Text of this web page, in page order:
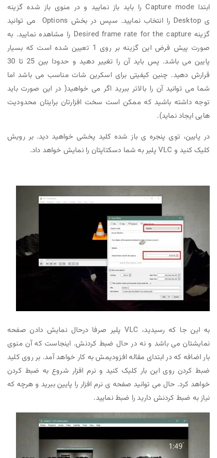
ابتدا Capture mode را باید باز نمایید و در منوی باز شده گزینه
ی Desktop را انتخاب نمایید. سپس در بخش Options می توانید
گزینه Desired frame rate for the capture را مشاهده نمایید. به
صورت پیش فرض این گزینه بر روی 1 تعیین شده است که بسیار
پایین می باشد. پس باید آن را تغییر دهید و حدودا بین 25 تا 30
قرارش دهید. چنین کیفیتی برای اسکرین شات مناسب می باشد اما
شما می توانید آن را بالاتر ببرید اگر می خواهید( در این صورت باید
توجه داشته باشید که ممکن است سخت افزارتان برایتان محدودیت
هایی ایجاد نماید).
در پایین، توی پنجره ی باز شده کلید پخشی خواهید دید. بر رویش
کلیک کنید و VLC پلیر به شما دسکتاپتان را نمایش خواهد داد.
به این جا که رسیدید، VLC پلیر صرفا درحال نمایش دادن صفحه
نمایشتان می باشد و نه در حال ضبط کردنش. اینجاست که آن منوی
بار اضافه که در ابتدای مقاله افزودیمش به کار خواهد آمد. بر روی کلید
ضبط کردن روی این بار کلیک کنید و نرم افزار شروع به ضبط کردن
خواهد کرد. حال می توانید صفحه ی نرم افزار را پایین ببرید و هرچه که
نیاز به ضبط کردنش دارید را ضبط نمایید.